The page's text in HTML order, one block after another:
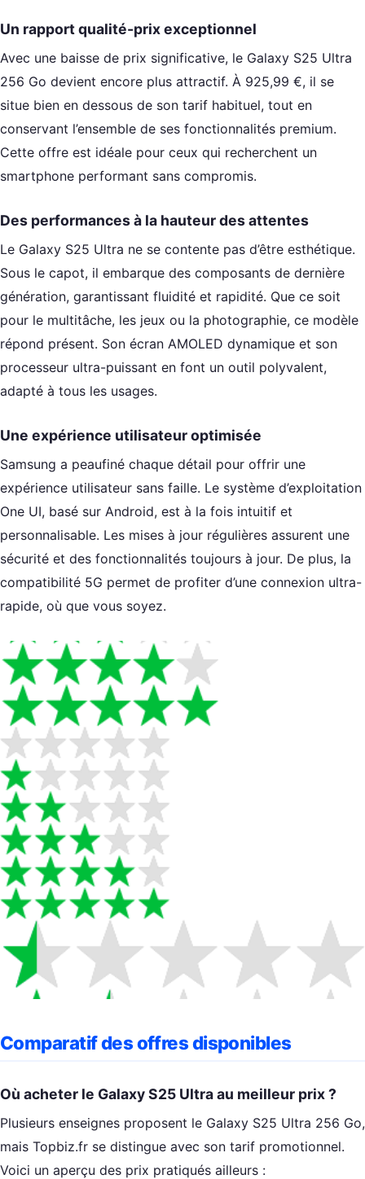
Un rapport qualité-prix exceptionnel
Avec une baisse de prix significative, le Galaxy S25 Ultra
256 Go devient encore plus attractif. À 925,99 €, il se
situe bien en dessous de son tarif habituel, tout en
conservant l’ensemble de ses fonctionnalités premium.
Cette offre est idéale pour ceux qui recherchent un
smartphone performant sans compromis.
Des performances à la hauteur des attentes
Le Galaxy S25 Ultra ne se contente pas d’être esthétique.
Sous le capot, il embarque des composants de dernière
génération, garantissant fluidité et rapidité. Que ce soit
pour le multitâche, les jeux ou la photographie, ce modèle
répond présent. Son écran AMOLED dynamique et son
processeur ultra-puissant en font un outil polyvalent,
adapté à tous les usages.
Une expérience utilisateur optimisée
Samsung a peaufiné chaque détail pour offrir une
expérience utilisateur sans faille. Le système d’exploitation
One UI, basé sur Android, est à la fois intuitif et
personnalisable. Les mises à jour régulières assurent une
sécurité et des fonctionnalités toujours à jour. De plus, la
compatibilité 5G permet de profiter d’une connexion ultra-
rapide, où que vous soyez.
Comparatif des offres disponibles
Où acheter le Galaxy S25 Ultra au meilleur prix ?
Plusieurs enseignes proposent le Galaxy S25 Ultra 256 Go,
mais Topbiz.fr se distingue avec son tarif promotionnel.
Voici un aperçu des prix pratiqués ailleurs :